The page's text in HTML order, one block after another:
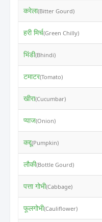
करेला(Bitter Gourd)
हरी मिर्च(Green Chilly)
भिंडी(Bhindi)
टमाटर(Tomato)
खीरा(Cucumbar)
प्याज(Onion)
कद्दू(Pumpkin)
लौकी(Bottle Gourd)
पत्ता गोभी(Cabbage)
फूलगोभी(Cauliflower)